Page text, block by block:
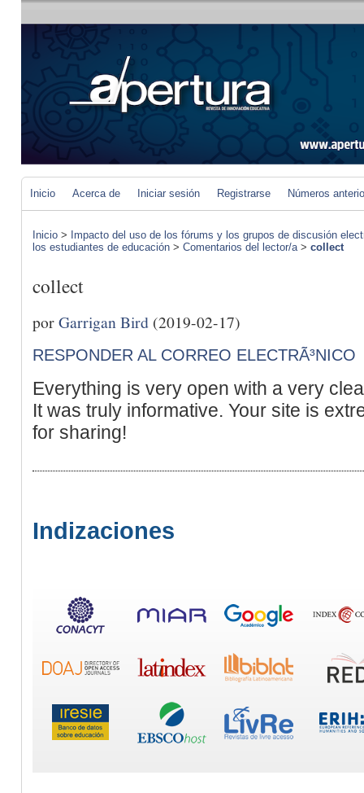
Inicio Acerca de Iniciar sesión Registrarse Números
Inicio > Impacto del uso de los fórums y los grupos de discusión
los estudiantes de educación > Comentarios del lector/a> collect
collect
porGarrigan Bird (2019-02-17)
RESPONDER AL CORREO ELECTRÃ³NICO
Everything is very open with a very
It was truly informative. Your site is
for sharing!
Indizaciones